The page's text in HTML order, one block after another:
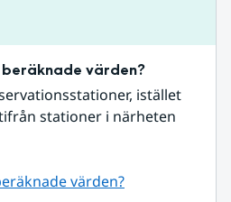
värden?
istället
stationer i närheten
värden?